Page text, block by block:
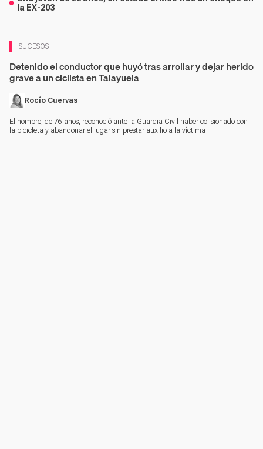
la EX-203
SUCESOS
Detenido el conductor que huyó tras arrollar y dejar herido
grave a un ciclista en Talayuela
Rocío Cuervas
El hombre, de 76 años, reconoció ante la Guardia Civil haber colisionado con
la bicicleta y abandonar el lugar sin prestar auxilio a la víctima